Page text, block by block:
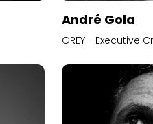
André Gola
GREY - Executive